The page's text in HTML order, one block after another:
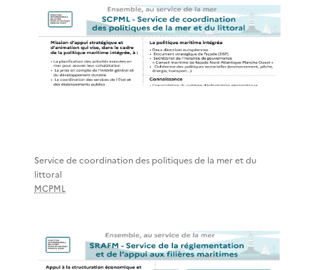
Service de coordination des politiques de la mer et du
littoral
MCPML